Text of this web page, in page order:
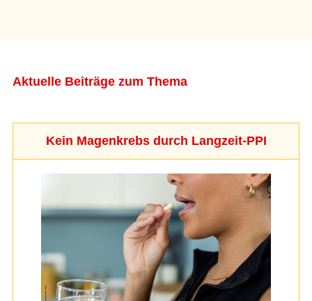
Aktuelle Beiträge zum Thema
Kein Magenkrebs durch Langzeit-PPI